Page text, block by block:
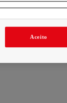
Aceito